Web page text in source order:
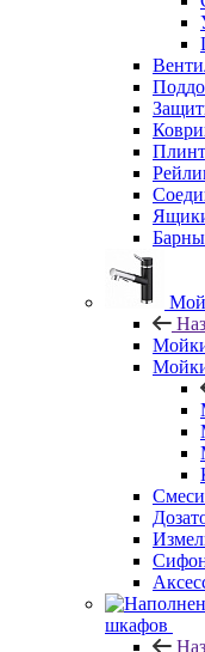
шкафов